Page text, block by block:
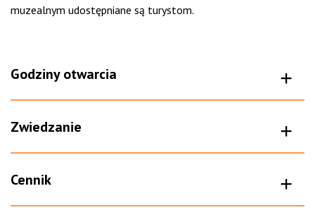
muzealnym udostępniane są turystom.
Godziny otwarcia
Zwiedzanie
Cennik